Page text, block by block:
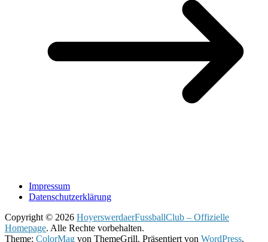
Impressum
Datenschutzerklärung
Copyright © 2026 HoyerswerdaerFussballClub – Offizielle
Homepage. Alle Rechte vorbehalten.
Theme: ColorMag von ThemeGrill. Präsentiert von WordPress.